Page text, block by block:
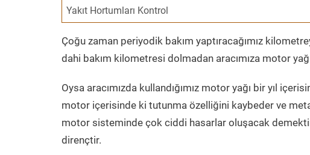
Yakıt Hortumları Kontrol
Çoğu zaman periyodik bakım yaptıracağımız
dahi bakım kilometresi dolmadan aracımıza motor
Oysa aracımızda kullandığımız motor yağı bir yıl
motor içerisinde ki tutunma özelliğini kaybeder ve
motor sisteminde çok ciddi hasarlar oluşacak
dirençtir.